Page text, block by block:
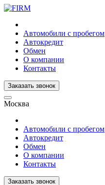
Автомобили с пробегом
Автокредит
Обмен
О компании
Контакты
Заказать звонок
Москва
Автомобили с пробегом
Автокредит
Обмен
О компании
Контакты
Заказать звонок